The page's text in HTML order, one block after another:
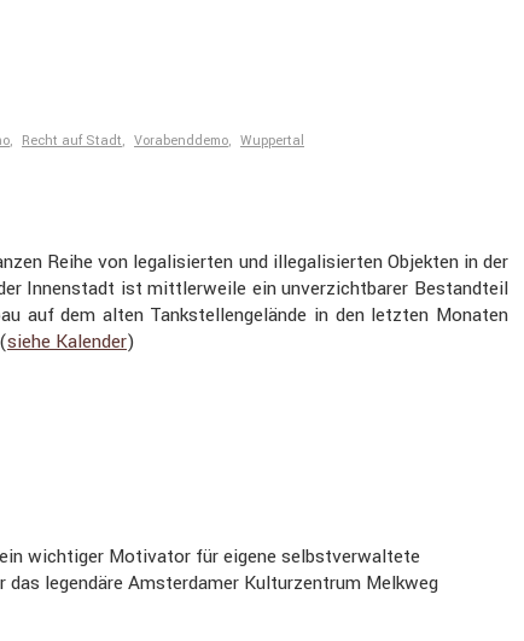
, Recht auf Stadt, Vorabenddemo, Wuppertal
Reihe von legali­sierten und illega­li­sierten Objekten in der
Innen­stadt ist mittler­weile ein unver­zicht­barer Bestand­teil
auf dem alten Tankstel­len­ge­lände in den letzten Monaten
siehe Kalender)
wichtiger Motivator für eigene selbst­ver­wal­tete
legen­däre Amster­damer Kultur­zen­trum Melkweg